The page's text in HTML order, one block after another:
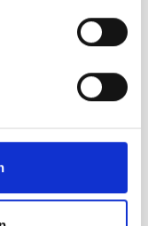
für